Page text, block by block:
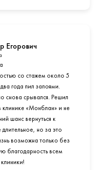
Егорович
со стажем около 5
года пил запоями.
снова срывался. Решил
клинике «Монблан» и не
шанс вернуться к
но за это
возможна только без
благодарность всем